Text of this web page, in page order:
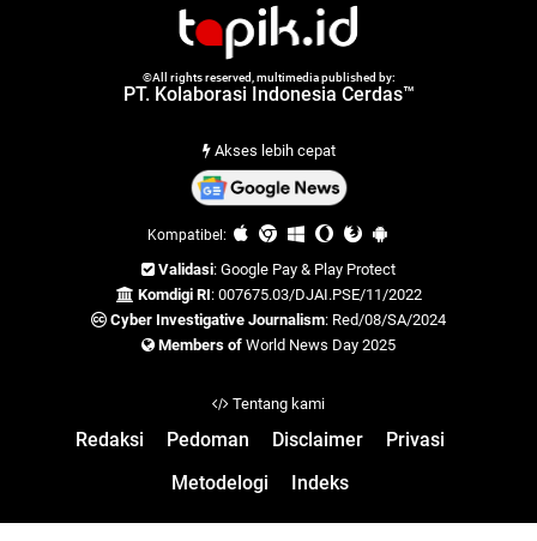
©All rights reserved, multimedia published by:
PT. Kolaborasi Indonesia Cerdas™
Akses lebih cepat
Kompatibel:
Validasi: Google Pay & Play Protect
Komdigi RI: 007675.03/DJAI.PSE/11/2022
Cyber Investigative Journalism: Red/08/SA/2024
Members of World News Day 2025
Tentang kami
Redaksi Pedoman Disclaimer
Privasi
Metodelogi
Indeks